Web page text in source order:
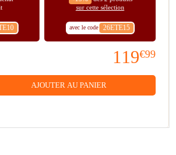
sur cette sélection
avec le code 26ETE15
119€99
AJOUTER AU PANIER